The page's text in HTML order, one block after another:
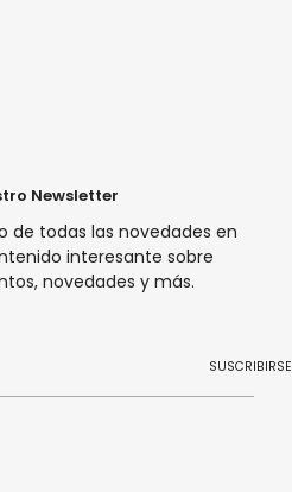
Newsletter
de todas las novedades en
interesante sobre
novedades y más.
SUSCRIBIRSE